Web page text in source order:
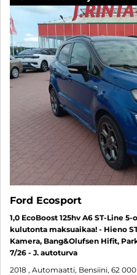
Ford Ecosport
1,0 EcoBoost 125hv A6 ST-Line
kulutonta maksuaikaa! - Hieno
Kamera, Bang&Olufsen Hifit,
7/26 - J. autoturva
2018 , Automaatti, Bensiini, 62